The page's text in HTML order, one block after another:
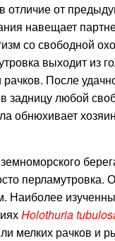
отличие от
навещает
со свободной
выходит из
После
задницу любой
обнюхивает
перламутровка.
Наиболее
Holothuria
мелких рачков и